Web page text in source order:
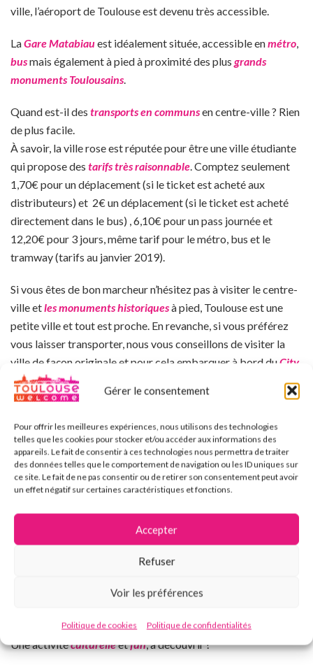
Gérer le consentement
Pour offrir les meilleures expériences, nous utilisons des technologies
telles que les cookies pour stocker et/ou accéder aux informations des
appareils. Le fait de consentir à ces technologies nous permettra de traiter
des données telles que le comportement de navigation ou les ID uniques sur
ce site. Le fait de ne pas consentir ou de retirer son consentement peut avoir
un effet négatif sur certaines caractéristiques et fonctions.
Accepter
Refuser
Voir les préférences
Politique de cookies Politique de confidentialités
ville, l’aéroport de Toulouse est devenu très accessible.
LaGare Matabiauest idéalement située, accessible enmétro,
busmais également à pied à proximité des plus grands
monuments Toulousains.
Quand est-il des transports en communsen centre-ville ? Rien
de plus facile.
À savoir, la ville rose est réputée pour être une ville étudiante
qui propose des tarifs très raisonnable. Comptez seulement
1,70€ pour un déplacement (si le ticket est acheté aux
distributeurs) et 2€ un déplacement (si le ticket est acheté
directement dans le bus) , 6,10€ pour un pass journée et
12,20€ pour 3 jours, même tarif pour le métro, bus et le
tramway (tarifs au janvier 2019).
Si vous êtes de bon marcheur n’hésitez pas à visiter le centre-
ville etles monuments historiquesà pied, Toulouse est une
petite ville et tout est proche. En revanche, si vous préférez
vous laisser transporter, nous vous conseillons de visiter la
ville de façon originale et pour cela embarquer à bord duCity
Tour Toulouse, un mini bus à toit ouvert pour les beaux jours et
fermé pour les jours plus froids.
Ce bus rouge vif de 28 places vous conduira dans les
différentspoints immanquablesde la ville rose, avec des
audios guides dans différentes langues vous pourrez
comprendre l’histoire de Toulouseet découvrir sonriche
passagers ont la possibilité de descendre et monter dans le
bus toute la journée pendant la période estivale l’intérêt pour
vous c’est de pouvoir visiter un lieu et reprendre le bus une
annuels, rendez-vous sur notre page :https://toulouse-
Une activitéculturelleetfun, à découvrir !